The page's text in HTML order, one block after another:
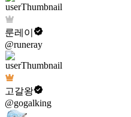
룬레이
@runeray
고갈왕
@gogalking